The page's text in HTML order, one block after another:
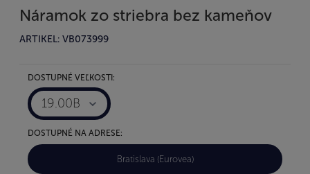
Náramok zo striebra bez kameňov
ARTIKEL: VB073999
DOSTUPNÉ VEĽKOSTI:
19.00B
DOSTUPNÉ NA ADRESE:
Bratislava (Eurovea)